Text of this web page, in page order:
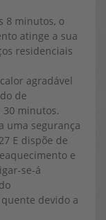
8 minutos, o
atinge a sua
residenciais
agradável
de
minutos.
uma segurança
E dispõe de
e
se-á
devido a